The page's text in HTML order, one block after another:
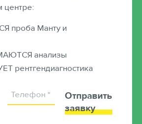
центре:
проба Манту и
анализы
рентгендиагностика
Отправить
заявку